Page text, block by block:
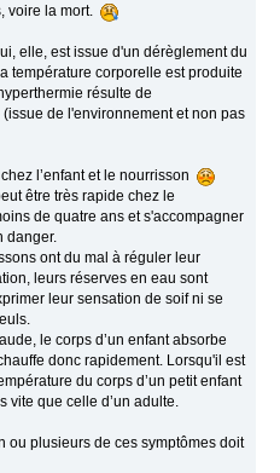
voire la mort.
elle, est issue d'un dérèglement du
température corporelle est produite
résulte de
de l'environnement et non pas
l’enfant et le nourrisson
être très rapide chez le
de quatre ans et s'accompagner
danger.
ont du mal à réguler leur
leurs réserves en eau sont
leur sensation de soif ni se
le corps d’un enfant absorbe
donc rapidement. Lorsqu'il est
du corps d’un petit enfant
vite que celle d’un adulte.
ou plusieurs de ces symptômes doit